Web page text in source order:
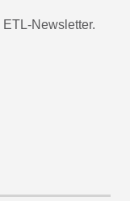
Newsletter.